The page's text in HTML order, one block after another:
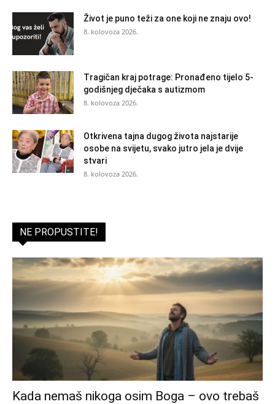
Život je puno teži za one koji ne znaju ovo!
8. kolovoza 2026.
Tragičan kraj potrage: Pronađeno tijelo 5-
godišnjeg dječaka s autizmom
8. kolovoza 2026.
Otkrivena tajna dugog života najstarije
osobe na svijetu, svako jutro jela je dvije
stvari
8. kolovoza 2026.
NE PROPUSTITE!
Kada nemaš nikoga osim Boga – ovo trebaš